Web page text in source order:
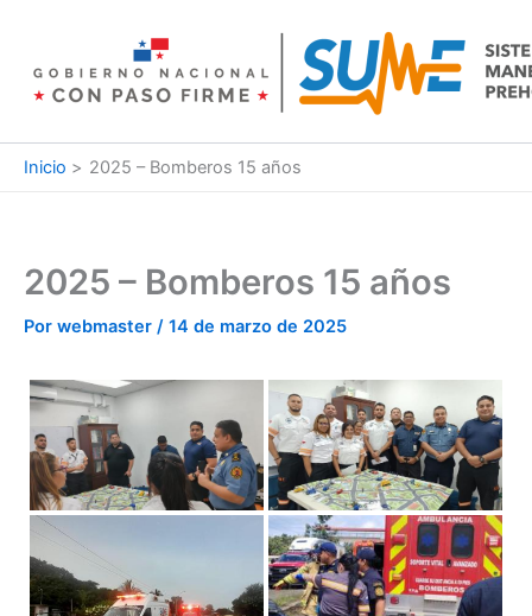
contenido
Inicio 2025 – Bomberos 15 años
2025 – Bomberos 15 años
Por webmaster / 14 de marzo de 2025